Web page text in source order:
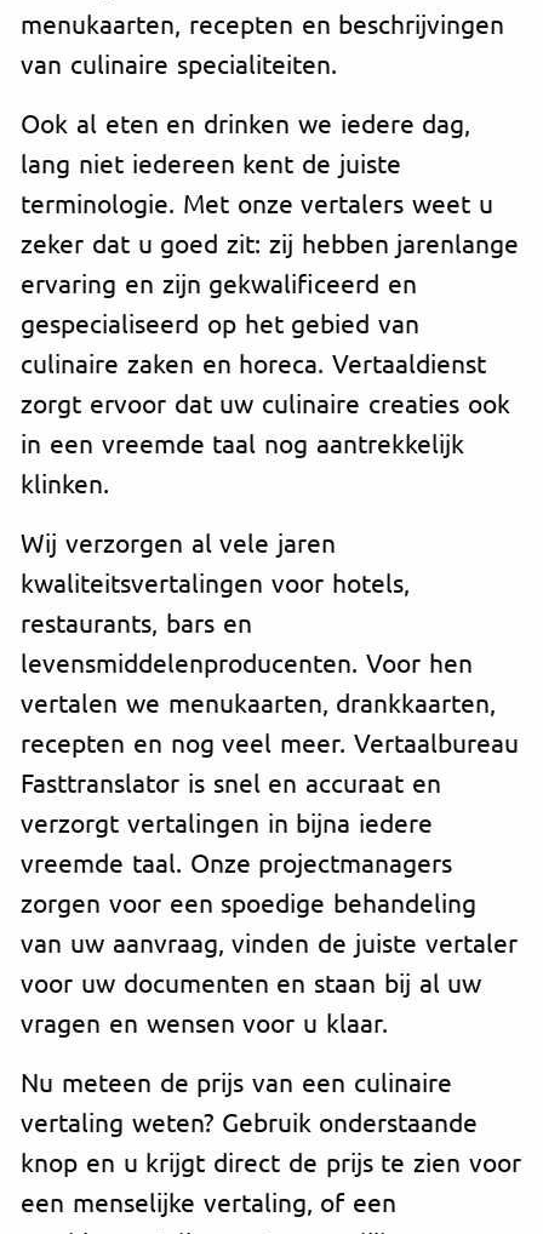
menukaarten, recepten en beschrijvingen
van culinaire specialiteiten.
Ook al eten en drinken we iedere dag,
lang niet iedereen kent de juiste
terminologie. Met onze vertalers weet u
zeker dat u goed zit: zij hebben jarenlange
ervaring en zijn gekwalificeerd en
gespecialiseerd op het gebied van
culinaire zaken en horeca. Vertaaldienst
zorgt ervoor dat uw culinaire creaties ook
in een vreemde taal nog aantrekkelijk
klinken.
Wij verzorgen al vele jaren
kwaliteitsvertalingen voor hotels,
restaurants, bars en
levensmiddelenproducenten. Voor hen
vertalen we menukaarten, drankkaarten,
recepten en nog veel meer. Vertaalbureau
Fasttranslator is snel en accuraat en
verzorgt vertalingen in bijna iedere
vreemde taal. Onze projectmanagers
zorgen voor een spoedige behandeling
van uw aanvraag, vinden de juiste vertaler
voor uw documenten en staan bij al uw
vragen en wensen voor u klaar.
Nu meteen de prijs van een culinaire
vertaling weten? Gebruik onderstaande
knop en u krijgt direct de prijs te zien voor
een menselijke vertaling, of een